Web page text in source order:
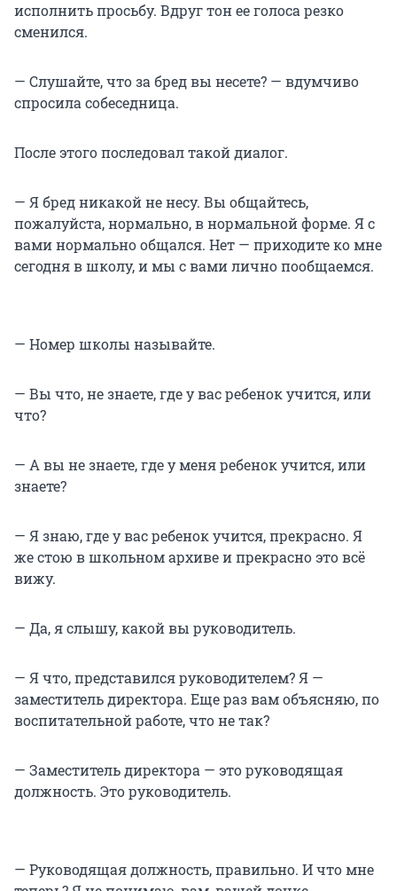
исполнить просьбу. Вдруг тон ее голоса резко
сменился.
— Слушайте, что за бред вы несете? — вдумчиво
спросила собеседница.
После этого последовал такой диалог.
— Я бред никакой не несу. Вы общайтесь,
пожалуйста, нормально, в нормальной форме. Я с
вами нормально общался. Нет — приходите ко мне
сегодня в школу, и мы с вами лично пообщаемся.
— Номер школы называйте.
— Вы что, не знаете, где у вас ребенок учится, или
что?
— А вы не знаете, где у меня ребенок учится, или
знаете?
— Я знаю, где у вас ребенок учится, прекрасно. Я
же стою в школьном архиве и прекрасно это всё
вижу.
— Да, я слышу, какой вы руководитель.
— Я что, представился руководителем? Я —
заместитель директора. Еще раз вам объясняю, по
воспитательной работе, что не так?
— Заместитель директора — это руководящая
должность. Это руководитель.
— Руководящая должность, правильно. И что мне